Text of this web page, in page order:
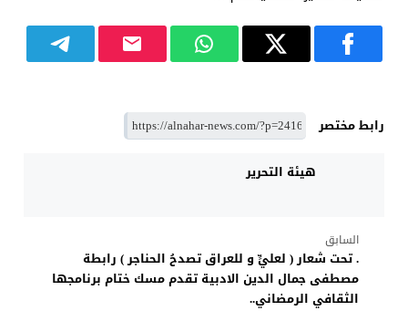
رابط مختصر
هيئة التحرير
السابق
. تحت شعار ( لعليٍّ و للعراق تصدحُ الحناجر ) رابطة
مصطفى جمال الدين الادبية تقدم مسك ختام برنامجها
الثقافي الرمضاني..